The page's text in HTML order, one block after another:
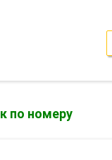
по номеру